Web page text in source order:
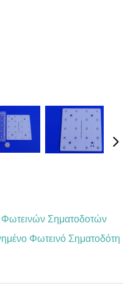
Σηματοδοτών
Φωτεινό Σηματοδότη